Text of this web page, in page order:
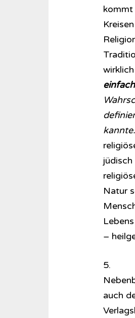
kommt
kannte.
Natur
–
5.
auch